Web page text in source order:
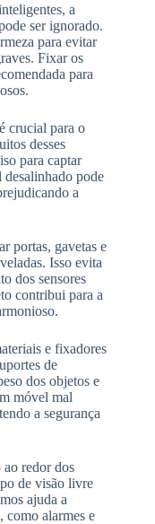
a
ser ignorado.
para evitar
Fixar os
para
crucial para o
desses
para captar
pode
a
portas, gavetas e
Isso evita
dos sensores
contribui para a
e fixadores
de
dos objetos e
móvel mal
a segurança
ao redor dos
de visão livre
ajuda a
como alarmes e